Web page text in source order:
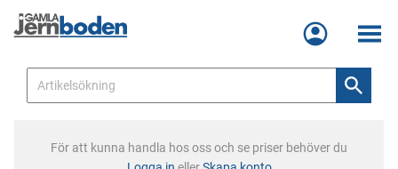
Meny
För att kunna handla hos oss och se priser behöver du